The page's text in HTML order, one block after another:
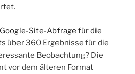
Google-Site-Abfrage für die
über 360 Ergebnisse für die
Beobachtung? Die
vor dem älteren Format